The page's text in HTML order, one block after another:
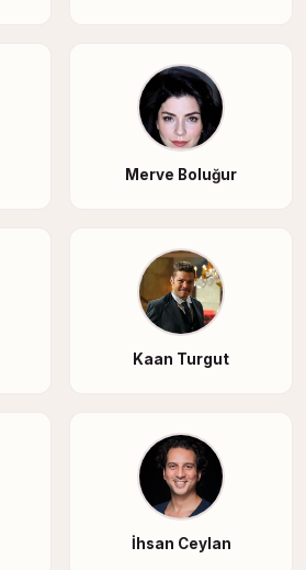
Merve Boluğur
Kaan Turgut
İhsan Ceylan